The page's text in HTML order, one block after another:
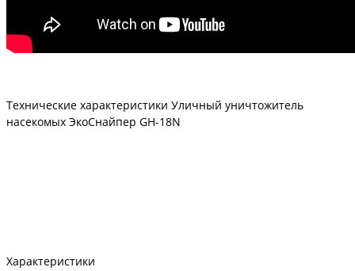
Технические характеристики Уличный уничтожитель
насекомых ЭкоСнайпер GH-18N
Характеристики